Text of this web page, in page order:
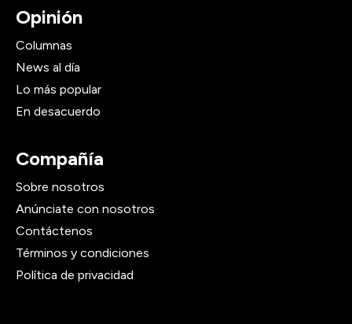
Opinión
Columnas
News al día
Lo más popular
En desacuerdo
Compañía
Sobre nosotros
Anúnciate con nosotros
Contáctenos
Términos y condiciones
Política de privacidad